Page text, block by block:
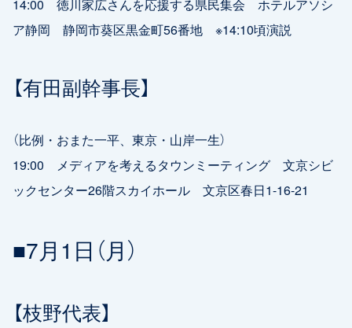
14:00 徳川家広さんを応援する県民集会 ホテルアソシ
ア静岡 静岡市葵区黒金町56番地 ※14:10頃演説
【有田副幹事長】
（比例・おまた一平、東京・山岸一生）
19:00 メディアを考えるタウンミーティング 文京シビ
ックセンター26階スカイホール 文京区春日1-16-21
■7月1日（月）
【枝野代表】